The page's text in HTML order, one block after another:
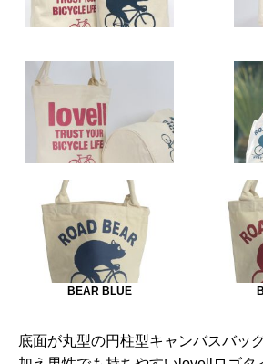
BEAR BLUE
底面が丸型の円柱型キャンバスバッ